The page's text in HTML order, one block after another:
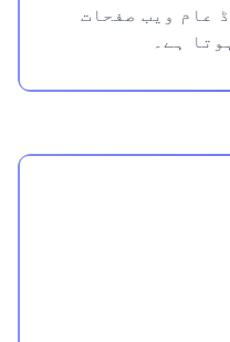
عام ویب صفحات
ہے۔